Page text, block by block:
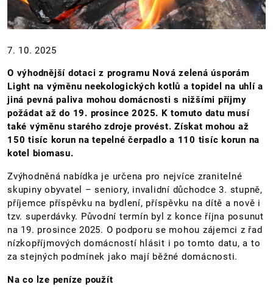
7. 10. 2025
O výhodnější dotaci z programu Nová zelená úsporám
Light na výměnu neekologických kotlů a topidel na uhlí a
jiná pevná paliva mohou domácnosti s nižšími příjmy
požádat až do 19. prosince 2025. K tomuto datu musí
také výměnu starého zdroje provést. Získat mohou až
150 tisíc korun na tepelné čerpadlo a 110 tisíc korun na
kotel biomasu.
Zvýhodněná nabídka je určena pro nejvíce zranitelné
skupiny obyvatel – seniory, invalidní důchodce 3. stupně,
příjemce příspěvku na bydlení, příspěvku na dítě a nově i
tzv. superdávky. Původní termín byl z konce října posunut
na 19. prosince 2025. O podporu se mohou zájemci z řad
nízkopříjmových domácností hlásit i po tomto datu, a to
za stejných podmínek jako mají běžné domácnosti.
Na co lze peníze použít